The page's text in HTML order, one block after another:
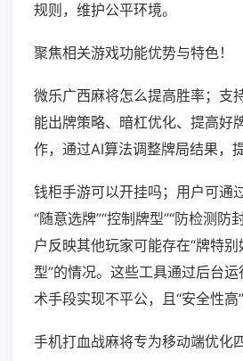
规则，维护公平环境。
聚焦相关游戏功能优势与特色！
微乐广西麻将怎么提高胜率；支
能出牌策略、暗杠优化、提高好
作，通过AI算法调整牌局结果，
钱柜手游可以开挂吗；用户可通
“随意选牌”“控制牌型”“防检测防
户反映其他玩家可能存在“牌特别
型”的情况。这些工具通过后台
术手段实现不平公，且“安全性高
手机打血战麻将专为移动端优化